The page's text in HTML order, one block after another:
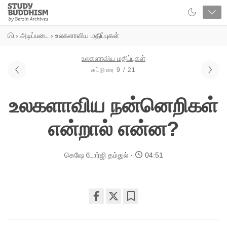
Close
Study
Buddhism
› அடிப்படை › உலகளாவிய மதிப்புகள்
உலகளாவிய மதிப்புகள்
கட்டுரை 9 / 21
உலகளாவிய நன்னெறிகள்
என்றால் என்ன?
கெஷே டோர்ஜி தம்துல் 04:51
on